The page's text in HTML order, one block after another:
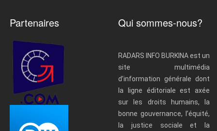
Partenaires Qui sommes-nous?
RADARS INFO BURKINA est un
site multimédia
d’information générale dont
la ligne éditoriale est axée
sur les droits humains, la
bonne gouvernance, l’équité,
la justice sociale et la